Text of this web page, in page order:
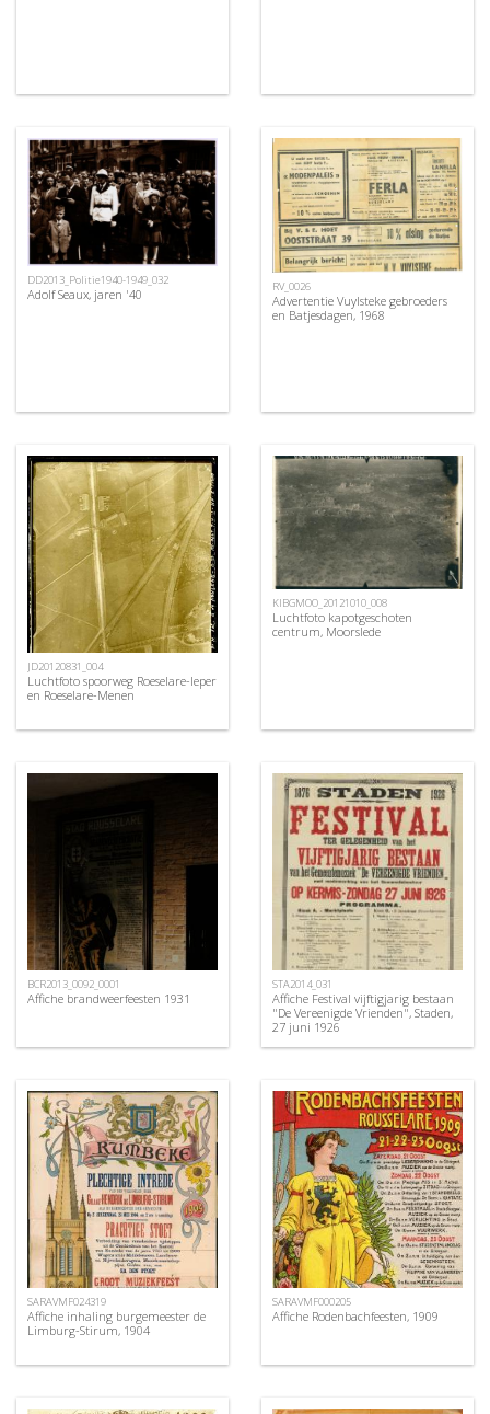
DD2013_Politie1940-1949_032
Adolf Seaux, jaren '40 RV_0026
Advertentie Vuylsteke gebroeders
en Batjesdagen, 1968
JD20120831_004
Luchtfoto spoorweg Roeselare-Ieper
en Roeselare-Menen
KIBGMOO_20121010_008
Luchtfoto kapotgeschoten
centrum, Moorslede
BCR2013_0092_0001
Affiche brandweerfeesten 1931
STA2014_031
Affiche Festival vijftigjarig bestaan
"De Vereenigde Vrienden", Staden,
27 juni 1926
SARAVMF024319
Affiche inhaling burgemeester de
Limburg-Stirum, 1904
SARAVMF000205
Affiche Rodenbachfeesten, 1909